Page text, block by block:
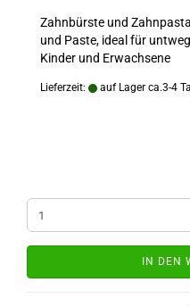
Zahnbürste und
und Paste, ideal für
Kinder und Erwachsene
Lieferzeit: auf Lager ca.3-4
IN DEN